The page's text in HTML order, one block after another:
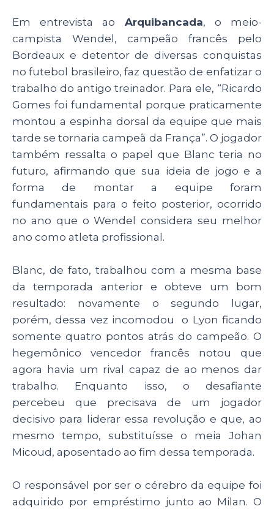
Em entrevista ao Arquibancada, o meio-
campista Wendel, campeão francês pelo
Bordeaux e detentor de diversas conquistas
no futebol brasileiro, faz questão de enfatizar o
trabalho do antigo treinador. Para ele, “Ricardo
Gomes foi fundamental porque praticamente
montou a espinha dorsal da equipe que mais
tarde se tornaria campeã da França”. O jogador
também ressalta o papel que Blanc teria no
futuro, afirmando que sua ideia de jogo e a
forma de montar a equipe foram
fundamentais para o feito posterior, ocorrido
no ano que o Wendel considera seu melhor
ano como atleta profissional.
Blanc, de fato, trabalhou com a mesma base
da temporada anterior e obteve um bom
resultado: novamente o segundo lugar,
porém, dessa vez incomodou o Lyon ficando
somente quatro pontos atrás do campeão. O
hegemônico vencedor francês notou que
agora havia um rival capaz de ao menos dar
trabalho. Enquanto isso, o desafiante
percebeu que precisava de um jogador
decisivo para liderar essa revolução e que, ao
mesmo tempo, substituísse o meia Johan
Micoud, aposentado ao fim dessa temporada.
O responsável por ser o cérebro da equipe foi
adquirido por empréstimo junto ao Milan. O